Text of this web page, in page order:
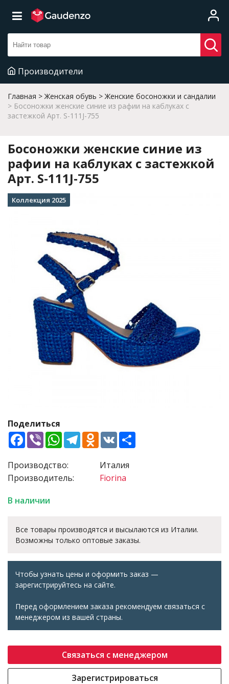
Производители
Главная Женская обувь
Женские босоножки и сандалии
Босоножки женские синие из рафии на каблуках с
застежкой Арт. S-111J-755
Босоножки женские синие из
рафии на каблуках с застежкой
Арт. S-111J-755
Коллекция 2025
Поделиться
Facebook
ViberWhatsApp
TelegramOdnoklassniki
VK
Производство:
Производитель:
Италия
Fiorina
В наличии
Все товары производятся и высылаются из Италии.
Возможны только оптовые заказы.
Чтобы узнать цены и оформить заказ —
зарегистрируйтесь на сайте.
Перед оформлением заказа рекомендуем связаться с
менеджером из вашей страны.
Связаться с менеджером
Зарегистрироваться